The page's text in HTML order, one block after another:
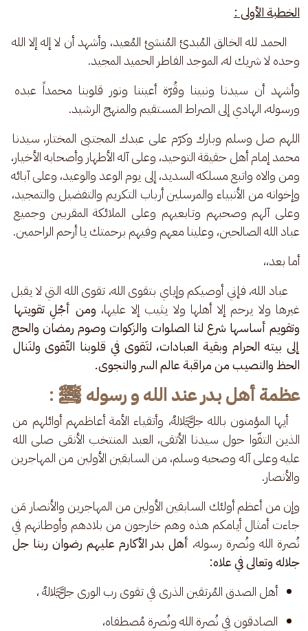
الخطبة الأولى :
الحمد لله الخالق المُبدئ المُنشئ المُعيد، وأشهد أن لا إله إلا الله
وحده لا شريك له، الموجد الفاطر الحميد المجيد.
وأشهد أن سيدنا ونبينا وقُرّة أعيننا ونور قلوبنا محمداً عبده
ورسوله، الهادي إلى الصراط المستقيم والمنهج الرشيد.
اللهم صل وسلم وبارك وكرّم على عبدك المجتبى المختار، سيدنا
محمد إمام أهل حقيقة التوحيد، وعلى آله الأطهار وأصحابه الأخيار،
ومن والاه واتبع مسلكه السديد، إلى يوم الوعد والوعيد، وعلى آبائه
وإخوانه من الأنبياء والمرسلين أرباب التكريم والتفضيل والتمجيد،
وعلى آلهم وصحبهم وتابعيهم وعلى الملائكة المقربين وجميع
عباد الله الصالحين، وعلينا معهم وفيهم برحمتك يا أرحم الراحمين.
أما بعد،،
عباد الله، فإني أوصيكم وإياي بتقوى الله، تقوى الله التي لا يقبل
غيرها ولا يرحم إلا أهلها ولا يثيب إلا عليها، ومن أجْلِ تقويتها
وتقويم أساسها شرع لنا الصلوات والزكوات وصوم رمضان والحج
إلى بيته الحرام وبقية العبادات، لتَقوى في قلوبنا التّقوى ولنَنال
الحظ والنصيب من مراقبة عالم السر والنجوى.
عظمة أهل بدر عند الله و رسوله ﷺ:
أيها المؤمنون بالله ﷻ، وأتقياء الأمة أعاظمهم أوائلهم من
الذين التفّوا حول سيدنا الأتقى، العبد المنتخب الأنقى صلى الله
عليه وعلى آله وصحبه وسلم، من السابقين الأولين من المهاجرين
والأنصار.
وإن من أعظم أولئك السابقين الأولين من المهاجرين والأنصار مَن
جاءت أمثال أيامكم هذه وهم خارجون من بلادهم وأوطانهم في
نُصرة الله ونُصرة رسوله، أهل بدر الأكارم عليهم رضوان ربنا جل
جلاله وتعالى في علاه:
أهل الصدق المُرتقين الذرى في تقوى رب الورى ﷻ ،
الصادقون في نُصرة الله ونُصرة مُصطفاه،